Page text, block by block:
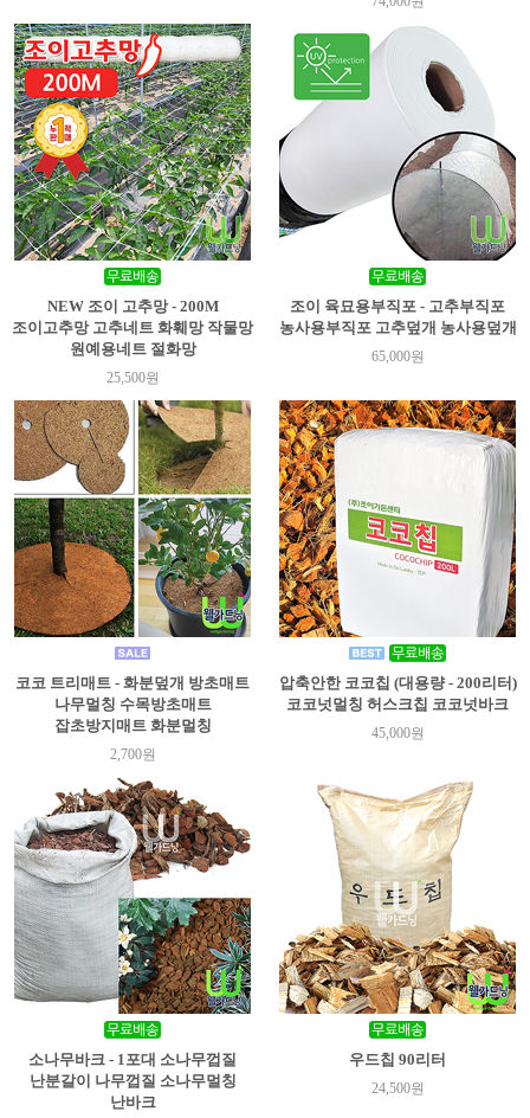
NEW 조이 고추망 - 200M
조이고추망 고추네트 화훼망 작물망
원예용네트 절화망
25,500원
조이 육묘용부직포 - 고추부직포
농사용부직포 고추덮개 농사용덮개
65,000원
코코 트리매트 - 화분덮개 방초매트
나무멀칭 수목방초매트
잡초방지매트 화분멀칭
2,700원
압축안한 코코칩 (대용량 - 200리터)
코코넛멀칭 허스크칩 코코넛바크
45,000원
소나무바크 - 1포대 소나무껍질
난분갈이 나무껍질 소나무멀칭
난바크
우드칩 90리터
24,500원